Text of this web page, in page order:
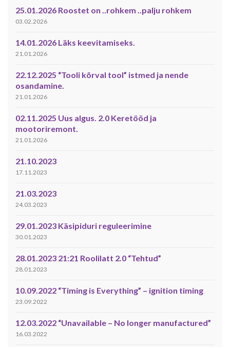
25.01.2026 Roostet on ..rohkem ..palju rohkem
03.02.2026
14.01.2026 Läks keevitamiseks.
21.01.2026
22.12.2025 “Tooli kõrval tool” istmed ja nende
osandamine.
21.01.2026
02.11.2025 Uus algus. 2.0 Keretööd ja
mootoriremont.
21.01.2026
21.10.2023
17.11.2023
21.03.2023
24.03.2023
29.01.2023 Käsipiduri reguleerimine
30.01.2023
28.01.2023 21:21 Roolilatt 2.0 “Tehtud”
28.01.2023
10.09.2022 “Timing is Everything” – ignition timing
23.09.2022
12.03.2022 “Unavailable – No longer manufactured”
16.03.2022